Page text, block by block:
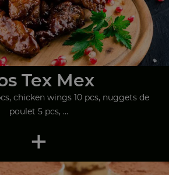
Tex Mex
chicken wings 10 pcs, nuggets de
poulet 5 pcs, ...
+